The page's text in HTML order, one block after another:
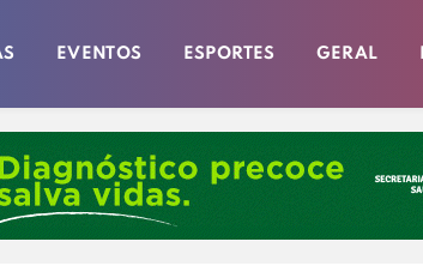
EVENTOS ESPORTES GERAL